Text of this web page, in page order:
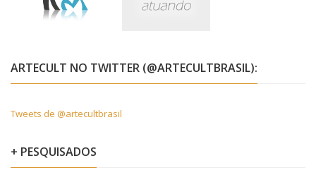
ARTECULT NO TWITTER (@ARTECULTBRASIL):
Tweets de @artecultbrasil
+ PESQUISADOS